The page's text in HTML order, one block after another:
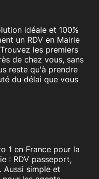
idéale et 100%
un RDV en Mairie
les premiers
de chez vous, sans
reste qu'à prendre
du délai que vous
1 en France pour la
: RDV passeport,
simple et